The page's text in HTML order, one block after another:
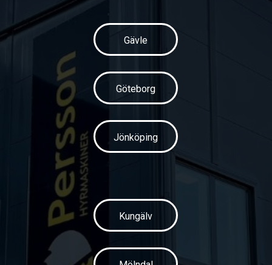
Gävle
Göteborg
Jönköping
Kungälv